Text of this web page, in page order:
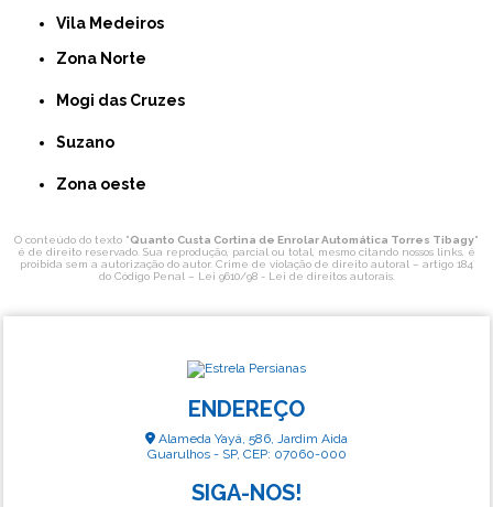
Vila Medeiros
Zona Norte
Mogi das Cruzes
Suzano
Zona oeste
O conteúdo do texto "Quanto Custa Cortina de Enrolar Automática Torres Tibagy"
é de direito reservado. Sua reprodução, parcial ou total, mesmo citando nossos links, é
proibida sem a autorização do autor. Crime de violação de direito autoral – artigo 184
do Código Penal – Lei 9610/98 - Lei de direitos autorais.
ENDEREÇO
Alameda Yayá, 586, Jardim Aida
Guarulhos - SP, CEP: 07060-000
SIGA-NOS!